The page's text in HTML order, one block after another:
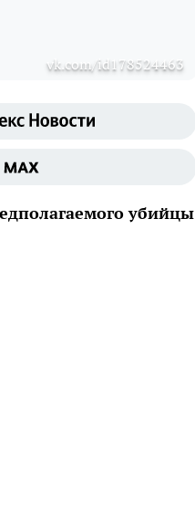
vk.com/id178524463
убийцы